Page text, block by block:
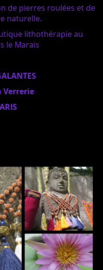
de pierres roulées et de
naturelle.
lithothérapie au
le Marais
Verrerie